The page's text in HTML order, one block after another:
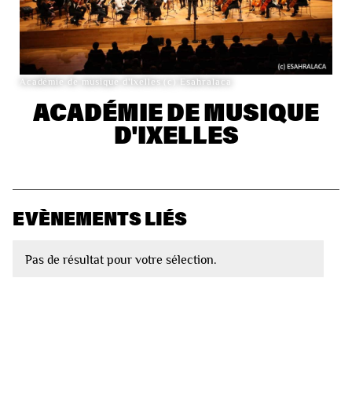
Académie de musique d'Ixelles (c) Esahralaca
ACADÉMIE DE MUSIQUE
D'IXELLES
EVÈNEMENTS LIÉS
Pas de résultat pour votre sélection.